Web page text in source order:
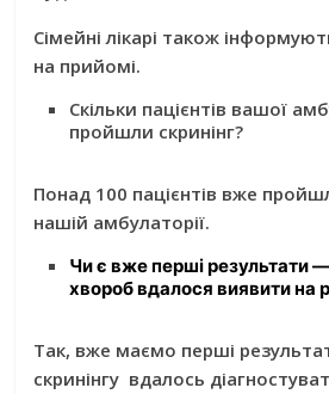
Сімейні лікарі також
на прийомі.
Скільки пацієнтів вашої
пройшли скринінг?
Понад 100 пацієнтів вже
нашій амбулаторії.
Чи є вже перші результати
хвороб вдалося виявити на
Так, вже маємо перші
скринінгу вдалось